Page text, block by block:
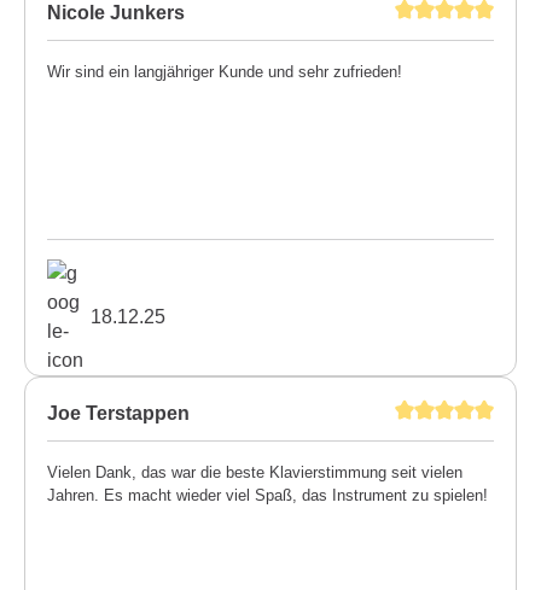
Nicole Junkers
Wir sind ein langjähriger Kunde und sehr zufrieden!
18.12.25
Joe Terstappen
Vielen Dank, das war die beste Klavierstimmung seit vielen
Jahren. Es macht wieder viel Spaß, das Instrument zu spielen!